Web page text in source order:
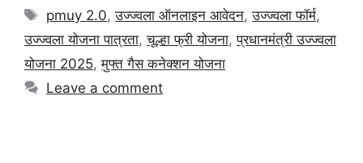
pmuy 2.0,उज्ज्वला ऑनलाइन आवेदन,उज्ज्वला फॉर्म,
उज्ज्वला योजना पात्रता,चूल्हा फ्री योजना,प्रधानमंत्री उज्ज्वला
योजना 2025,मुफ्त गैस कनेक्शन योजना
Leave a comment